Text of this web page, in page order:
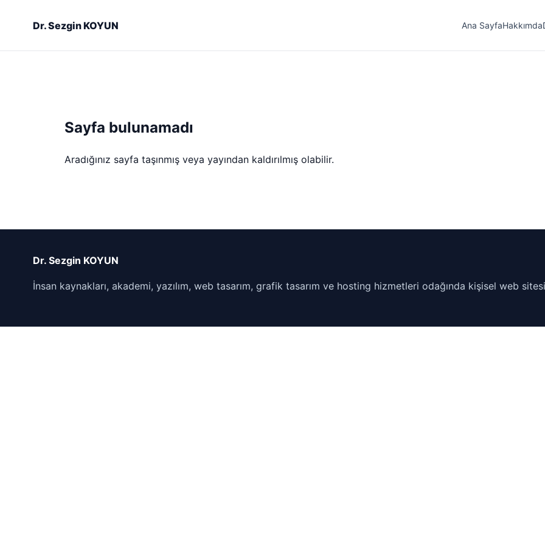
Dr. Sezgin KOYUN Ana SayfaHakkımda
Sayfa bulunamadı
Aradığınız sayfa taşınmış veya yayından kaldırılmış olabilir.
Dr. Sezgin KOYUN
İnsan kaynakları, akademi, yazılım, web tasarım, grafik tasarım ve hosting hizmetleri odağında kişisel web